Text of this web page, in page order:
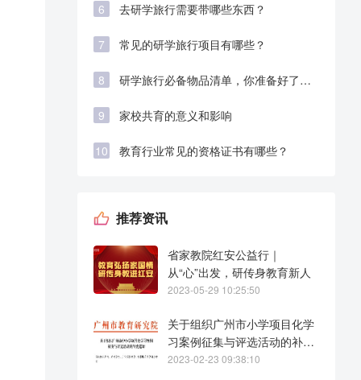
6 去研学旅行需要带哪些东西？
7 常见的研学旅行项目有哪些？
8
9
家校共育的意义和影响
10 教育行业常见的资格证书有哪些？
推荐资讯
省家教院红安公益行｜
从“心”出发，研传身教育新人
2023-05-29 10:25:50
关于组织广州市小学项目化学
习案例征集与评选活动的补充
通知
2023-02-23 09:38:10